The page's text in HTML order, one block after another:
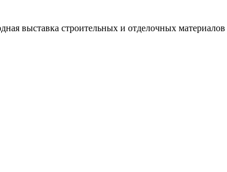
выставка строительных и отделочных материалов